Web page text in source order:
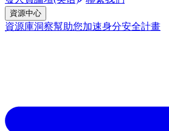
資源中心
資源庫洞察幫助您加速身分安全計畫